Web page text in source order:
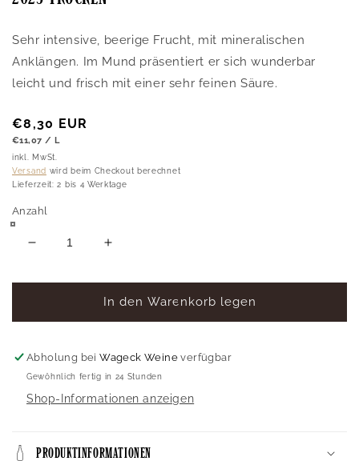
Sehr intensive, beerige Frucht, mit mineralischen
Anklängen. Im Mund präsentiert er sich wunderbar
leicht und frisch mit einer sehr feinen Säure.
Normaler
Preis
€8,30 EUR
GRUNDPREIS
€11,07 / PRO
L
inkl. MwSt.
Versand wird beim Checkout berechnet
Lieferzeit: 2 bis 4 Werktage
Anzahl
Verringere
Menge
FUNDAMENT
Erhöhe
Menge
für
FUNDAMENT
In den Warenkorb legen
Abholung beiWageck Weine verfügbar
Gewöhnlich fertig in 24 Stunden
Shop-Informationen anzeigen
PRODUKTINFORMATIONEN